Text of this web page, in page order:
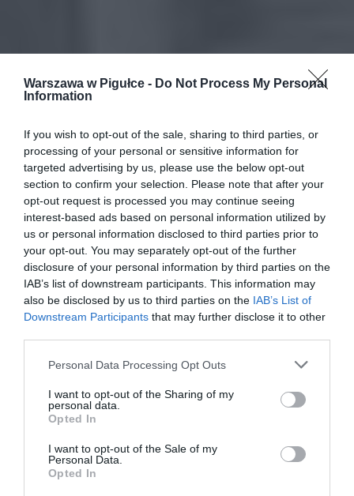
Warszawa w Pigułce - Do Not Process My Personal
Information
If you wish to opt-out of the sale, sharing to third parties, or
processing of your personal or sensitive information for
targeted advertising by us, please use the below opt-out
section to confirm your selection. Please note that after your
opt-out request is processed you may continue seeing
interest-based ads based on personal information utilized by
us or personal information disclosed to third parties prior to
your opt-out. You may separately opt-out of the further
disclosure of your personal information by third parties on the
IAB’s list of downstream participants. This information may
also be disclosed by us to third parties on the IAB’s List of
Downstream Participants that may further disclose it to other
Personal Data Processing Opt Outs
I want to opt-out of the Sharing of my
personal data.
Opted In
I want to opt-out of the Sale of my
Personal Data.
Opted In